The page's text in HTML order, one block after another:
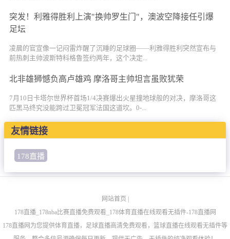
突发！利雅得胜利上演"换帅罗生门"，澳波空降接任引爆
足坛
凌晨的官宣像一记闷雷炸醒了沉睡的足球圈——利雅得胜利突然宣布与
前热刺主帅波斯特科格鲁签约两年，这个决定...
北非雄狮憾负高卢雄鸡 摩洛哥主帅坦言虽败犹荣
7月10日卡塔尔世界杯首场1/4决赛爆出火星撞地球般的对决，摩洛哥这
匹黑马终究没能跨过卫冕冠军法国这道坎。0-...
友情链接
178直播
网站首页
178直播_178nba比赛直播免费观看_178体育直播在线观看无插件-178直播网
178直播网为您提供体育直播，足球直播高清免费观看，篮球直播在线观看无插件等